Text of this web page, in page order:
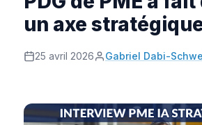
un axe
25 avril 2026 Gabriel Dabi-